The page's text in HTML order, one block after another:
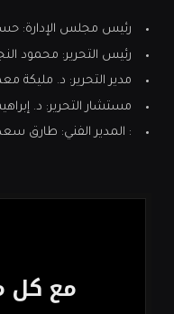
رئيس مجلس الإدارة:
رئيس التحرير: محمود
مدير التحرير: د. مليكة
مستشار التحرير: د.
: المدير الفني: طارق
مع كل